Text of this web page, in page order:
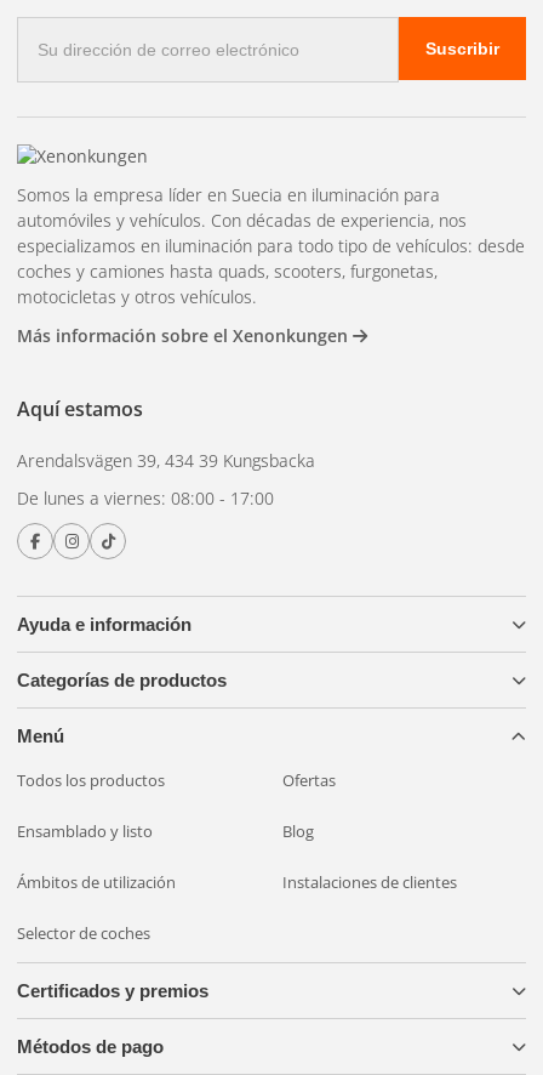
electrónico
Suscribir
Ayuda e información
Categorías de productos
Menú
Todos los productos Ofertas
Ensamblado y listo Blog
Ámbitos de utilización Instalaciones de clientes
Selector de coches
Somos la empresa líder en Suecia en iluminación para
automóviles y vehículos. Con décadas de experiencia, nos
especializamos en iluminación para todo tipo de vehículos: desde
coches y camiones hasta quads, scooters, furgonetas,
motocicletas y otros vehículos.
Más información sobre el Xenonkungen
Aquí estamos
Arendalsvägen 39, 434 39 Kungsbacka
De lunes a viernes: 08:00 - 17:00
Certificados y premios
Métodos de pago